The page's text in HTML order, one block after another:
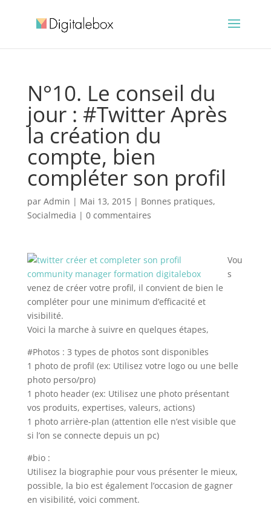
N°10. Le conseil du
jour : #Twitter Après
la création du
compte, bien
compléter son profil
par Admin | Mai 13, 2015| Bonnes pratiques,
Socialmedia | 0 commentaires
Vou
s
venez de créer votre profil, il convient de bien le
compléter pour une minimum d’efficacité et
visibilité.
Voici la marche à suivre en quelques étapes,
#Photos : 3 types de photos sont disponibles
1 photo de profil (ex: Utilisez votre logo ou une belle
photo perso/pro)
1 photo header (ex: Utilisez une photo présentant
vos produits, expertises, valeurs, actions)
1 photo arrière-plan (attention elle n’est visible que
si l’on se connecte depuis un pc)
#bio :
Utilisez la biographie pour vous présenter le mieux,
possible, la bio est également l’occasion de gagner
en visibilité, voici comment.